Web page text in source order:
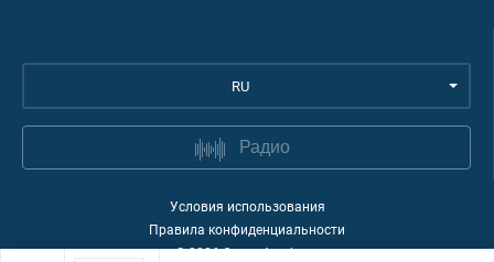
RU
Радио
Условия использования
Правила конфиденциальности
©2026Quran Academy